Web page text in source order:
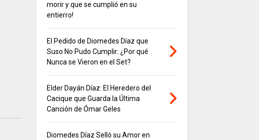
morir y que se cumplió en su
entierro!
El Pedido de Diomedes Díaz que
Suso No Pudo Cumplir: ¿Por qué
Nunca se Vieron en el Set?
Elder Dayán Díaz: El Heredero del
Cacique que Guarda la Última
Canción de Ómar Geles
Diomedes Díaz Selló su Amor en